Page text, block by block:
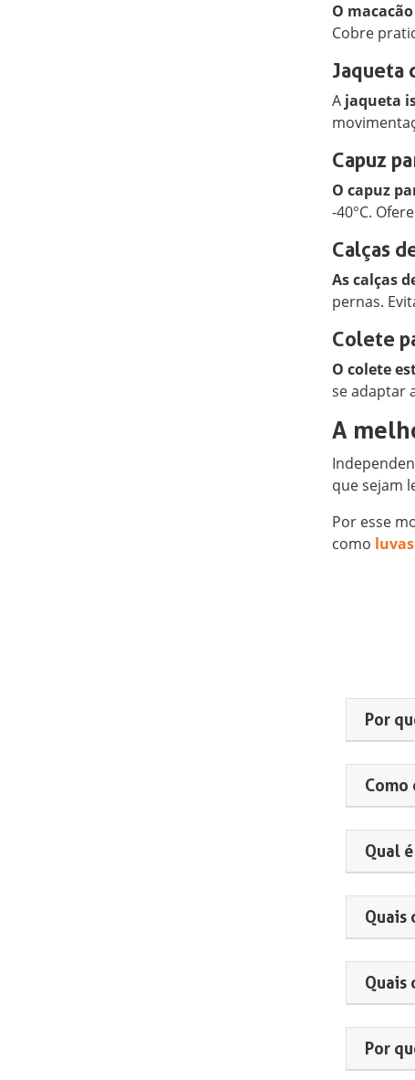
O
Cobre
Jaqueta
A jaqueta
Capuz
O capuz
-40°C.
Calças
As calças
pernas.
Colete
O colete
se adaptar
A
que sejam
Por esse
como
Por
Qual
Quais
Quais
Por